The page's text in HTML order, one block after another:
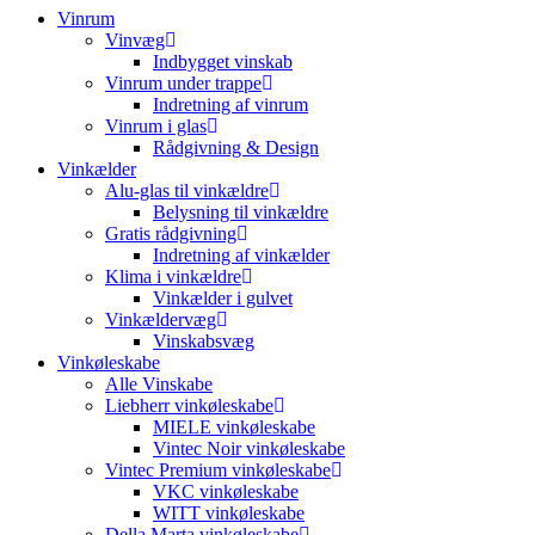
Vinrum
Vinvæg
Indbygget vinskab
Vinrum under trappe
Indretning af vinrum
Vinrum i glas
Rådgivning & Design
Vinkælder
Alu-glas til vinkældre
Belysning til vinkældre
Gratis rådgivning
Indretning af vinkælder
Klima i vinkældre
Vinkælder i gulvet
Vinkældervæg
Vinskabsvæg
Vinkøleskabe
Alle Vinskabe
Liebherr vinkøleskabe
MIELE vinkøleskabe
Vintec Noir vinkøleskabe
Vintec Premium vinkøleskabe
VKC vinkøleskabe
WITT vinkøleskabe